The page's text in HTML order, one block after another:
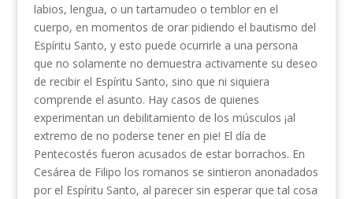
labios, lengua, o un tartamudeo o temblor en el
cuerpo, en momentos de orar pidiendo el bautismo del
Espíritu Santo, y esto puede ocurrirle a una persona
que no solamente no demuestra activamente su deseo
de recibir el Espíritu Santo, sino que ni siquiera
comprende el asunto. Hay casos de quienes
experimentan un debilitamiento de los músculos ¡al
extremo de no poderse tener en pie! El día de
Pentecostés fueron acusados de estar borrachos. En
Cesárea de Filipo los romanos se sintieron anonadados
por el Espíritu Santo, al parecer sin esperar que tal cosa